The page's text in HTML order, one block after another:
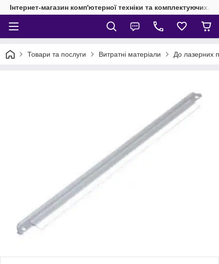
Інтернет-магазин комп'ютерної техніки та комплектуючих.
Товари та послуги Витратні матеріали До лазерних